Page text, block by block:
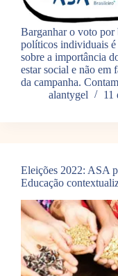
Barganhar o voto por
políticos individuais é
sobre a importância
estar social e não em
da campanha.
alantygel
11
Eleições 2022: ASA
Educação